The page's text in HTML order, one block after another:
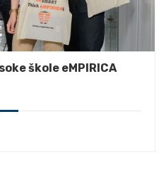
škole eMPIRICA